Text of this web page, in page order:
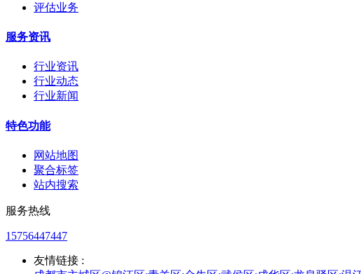
评估业务
服务资讯
行业资讯
行业动态
行业新闻
特色功能
网站地图
聚合标签
站内搜索
服务热线
15756447447
友情链接 :